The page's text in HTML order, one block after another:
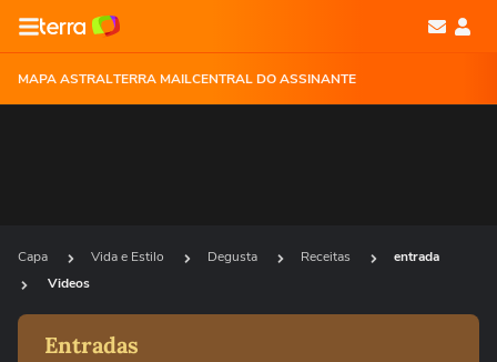
MAPA ASTRALTERRA MAILCENTRAL DO ASSINANTE
Capa Vida e Estilo Degusta Receitas
entrada
Videos
Entradas